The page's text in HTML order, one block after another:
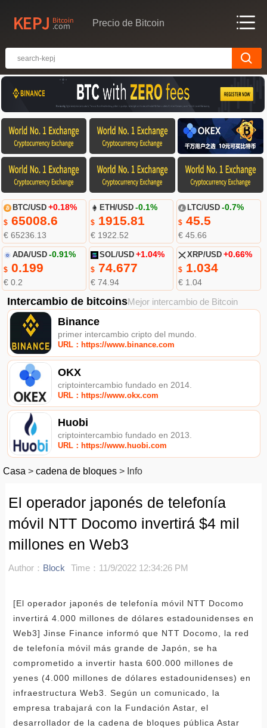
Precio de Bitcoin
BTC/USD +0.18%
$65008.6
€ 65236.13
ETH/USD -0.1%
$ 1915.81
€ 1922.52
LTC/USD -0.7%
$45.5
€ 45.66
ADA/USD -0.91%
$0.199
€ 0.2
SOL/USD +1.04%
$ 74.677
€ 74.94
XRP/USD +0.66%
$1.034
€ 1.04
Intercambio de bitcoinsMejor intercambio de Bitcoin
Binance
primer intercambio cripto del mundo.
URL：https://www.binance.com
OKX
criptointercambio fundado en 2014.
URL：https://www.okx.com
Huobi
criptointercambio fundado en 2013.
URL：https://www.huobi.com
Casa > cadena de bloques > Info
El operador japonés de telefonía
móvil NTT Docomo invertirá $4 mil
millones en Web3
Author： Block Time：11/9/2022 12:34:26 PM
[El operador japonés de telefonía móvil NTT Docomo
invertirá 4.000 millones de dólares estadounidenses en
Web3] Jinse Finance informó que NTT Docomo, la red
de telefonía móvil más grande de Japón, se ha
comprometido a invertir hasta 600.000 millones de
yenes (4.000 millones de dólares estadounidenses) en
infraestructura Web3. Según un comunicado, la
empresa trabajará con la Fundación Astar, el
desarrollador de la cadena de bloques pública Astar